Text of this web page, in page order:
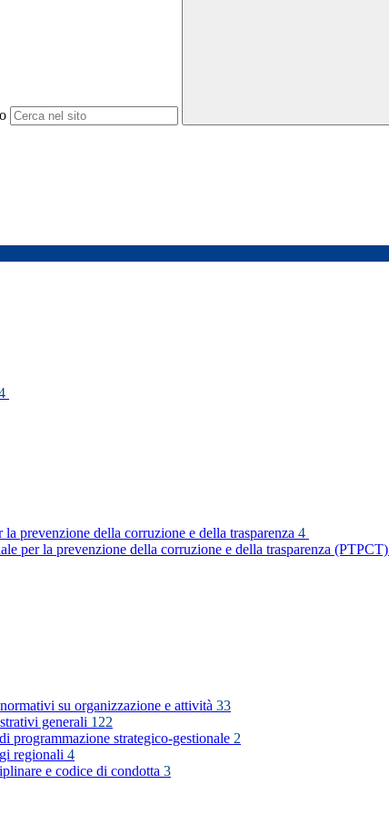
la prevenzione della corruzione e della trasparenza 4
per la prevenzione della corruzione e della trasparenza (PTPCT)
su organizzazione e attività 33
generali 122
programmazione strategico-gestionale 2
regionali 4
e codice di condotta 3